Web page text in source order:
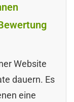
Website
dauern. Es
eine